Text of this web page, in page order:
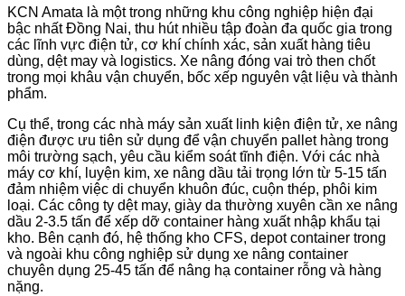
KCN Amata là một trong những khu công nghiệp hiện đại
bậc nhất Đồng Nai, thu hút nhiều tập đoàn đa quốc gia trong
các lĩnh vực điện tử, cơ khí chính xác, sản xuất hàng tiêu
dùng, dệt may và logistics. Xe nâng đóng vai trò then chốt
trong mọi khâu vận chuyển, bốc xếp nguyên vật liệu và thành
phẩm.
Cụ thể, trong các nhà máy sản xuất linh kiện điện tử, xe nâng
điện được ưu tiên sử dụng để vận chuyển pallet hàng trong
môi trường sạch, yêu cầu kiểm soát tĩnh điện. Với các nhà
máy cơ khí, luyện kim, xe nâng dầu tải trọng lớn từ 5-15 tấn
đảm nhiệm việc di chuyển khuôn đúc, cuộn thép, phôi kim
loại. Các công ty dệt may, giày da thường xuyên cần xe nâng
dầu 2-3.5 tấn để xếp dỡ container hàng xuất nhập khẩu tại
kho. Bên cạnh đó, hệ thống kho CFS, depot container trong
và ngoài khu công nghiệp sử dụng xe nâng container
chuyên dụng 25-45 tấn để nâng hạ container rỗng và hàng
nặng.